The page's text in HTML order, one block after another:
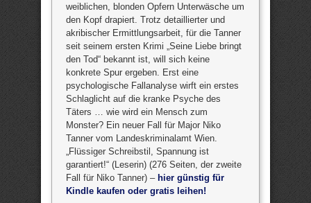
weiblichen, blonden Opfern Unterwäsche um
den Kopf drapiert. Trotz detaillierter und
akribischer Ermittlungsarbeit, für die Tanner
seit seinem ersten Krimi „Seine Liebe bringt
den Tod“ bekannt ist, will sich keine
konkrete Spur ergeben. Erst eine
psychologische Fallanalyse wirft ein erstes
Schlaglicht auf die kranke Psyche des
Täters … wie wird ein Mensch zum
Monster? Ein neuer Fall für Major Niko
Tanner vom Landeskriminalamt Wien.
„Flüssiger Schreibstil, Spannung ist
garantiert!“ (Leserin) (276 Seiten, der zweite
Fall für Niko Tanner) – hier günstig für
Kindle kaufen oder gratis leihen!